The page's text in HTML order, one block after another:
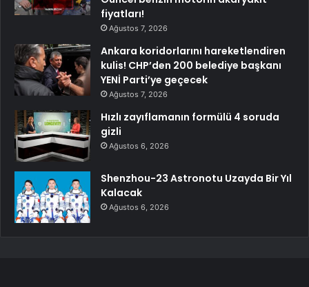
fiyatları!
Ağustos 7, 2026
Ankara koridorlarını hareketlendiren
kulis! CHP’den 200 belediye başkanı
YENİ Parti’ye geçecek
Ağustos 7, 2026
Hızlı zayıflamanın formülü 4 soruda
gizli
Ağustos 6, 2026
Shenzhou-23 Astronotu Uzayda Bir Yıl
Kalacak
Ağustos 6, 2026